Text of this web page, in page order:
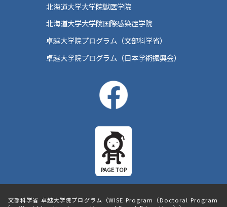
北海道大学大学院獣医学院
北海道大学大学院国際感染症学院
卓越大学院プログラム（文部科学省）
卓越大学院プログラム（日本学術振興会）
文部科学省 卓越大学院プログラム
（WISE Program（Doctoral Program